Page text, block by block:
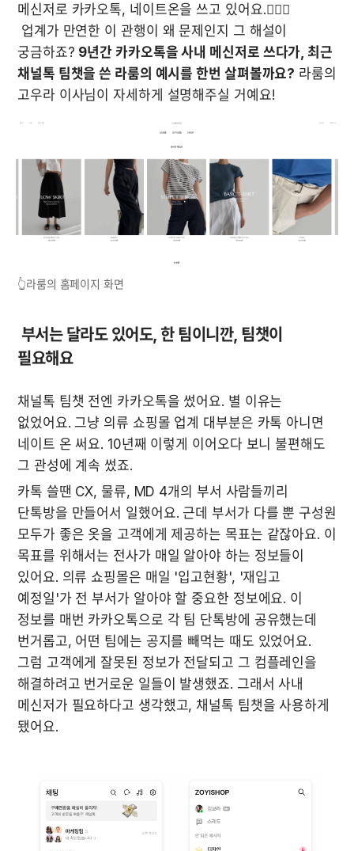
메신저로 카카오톡, 네이트온을 쓰고 있어요.🤦🏻‍♀️
궁금하죠? 9년간 카카오톡을 사내 메신저로 쓰다가, 최근
채널톡 팀챗을 쓴 라룸의 예시를 한번 살펴볼까요? 라룸의
고우라 이사님이 자세하게 설명해주실 거예요!
👆라룸의 홈페이지 화면
필요해요
채널톡 팀챗 전엔 카카오톡을 썼어요. 별 이유는
없었어요. 그냥 의류 쇼핑몰 업계 대부분은 카톡 아니면
네이트 온 써요. 10년째 이렇게 이어오다 보니 불편해도
그 관성에 계속 썼죠.
카톡 쓸땐 CX, 물류, MD 4개의 부서 사람들끼리
단톡방을 만들어서 일했어요. 근데 부서가 다를 뿐 구성원
모두가 좋은 옷을 고객에게 제공하는 목표는 같잖아요. 이
목표를 위해서는 전사가 매일 알아야 하는 정보들이
있어요. 의류 쇼핑몰은 매일 '입고현황', '재입고
예정일'가 전 부서가 알아야 할 중요한 정보에요. 이
정보를 매번 카카오톡으로 각 팀 단톡방에 공유했는데
번거롭고, 어떤 팀에는 공지를 빼먹는 때도 있었어요.
그럼 고객에게 잘못된 정보가 전달되고 그 컴플레인을
해결하려고 번거로운 일들이 발생했죠. 그래서 사내
메신저가 필요하다고 생각했고, 채널톡 팀챗을 사용하게
됐어요.